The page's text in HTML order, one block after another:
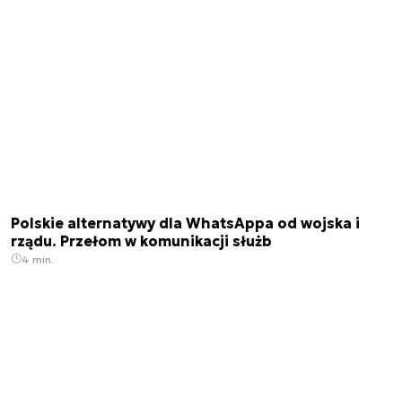
Polskie alternatywy dla WhatsAppa od wojska i
rządu. Przełom w komunikacji służb
4 min.